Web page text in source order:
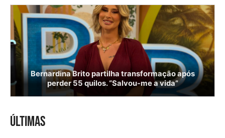
Bernardina Brito partilha transformação após
perder 55 quilos. “Salvou-me a vida”
ÚLTIMAS